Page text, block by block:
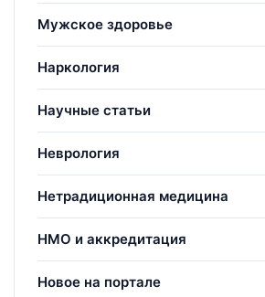
Мужское здоровье
Наркология
Научные статьи
Неврология
Нетрадиционная медицина
НМО и аккредитация
Новое на портале